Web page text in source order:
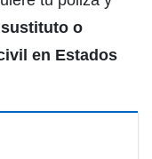
o
en Estados